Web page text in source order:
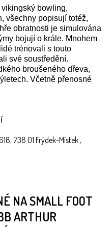
bowling,
všechny popisují totéž,
obratnosti je simulována
bojují o krále. Mnohem
trénovali s touto
své soustředění.
broušeného dřeva,
Včetně přenosné
738 01 Frýdek-Místek ,
NA SMALL FOOT
ARTHUR